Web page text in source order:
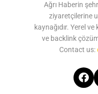
Ağrı Haberin
ziyaretçilerine
kaynağıdır. Yerel
ve backlink
Contact us: